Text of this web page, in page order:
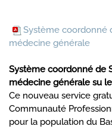
Système coordonné
médecine générale
Système coordonné de
médecine générale su
Ce nouveau service
Communauté
pour la population du